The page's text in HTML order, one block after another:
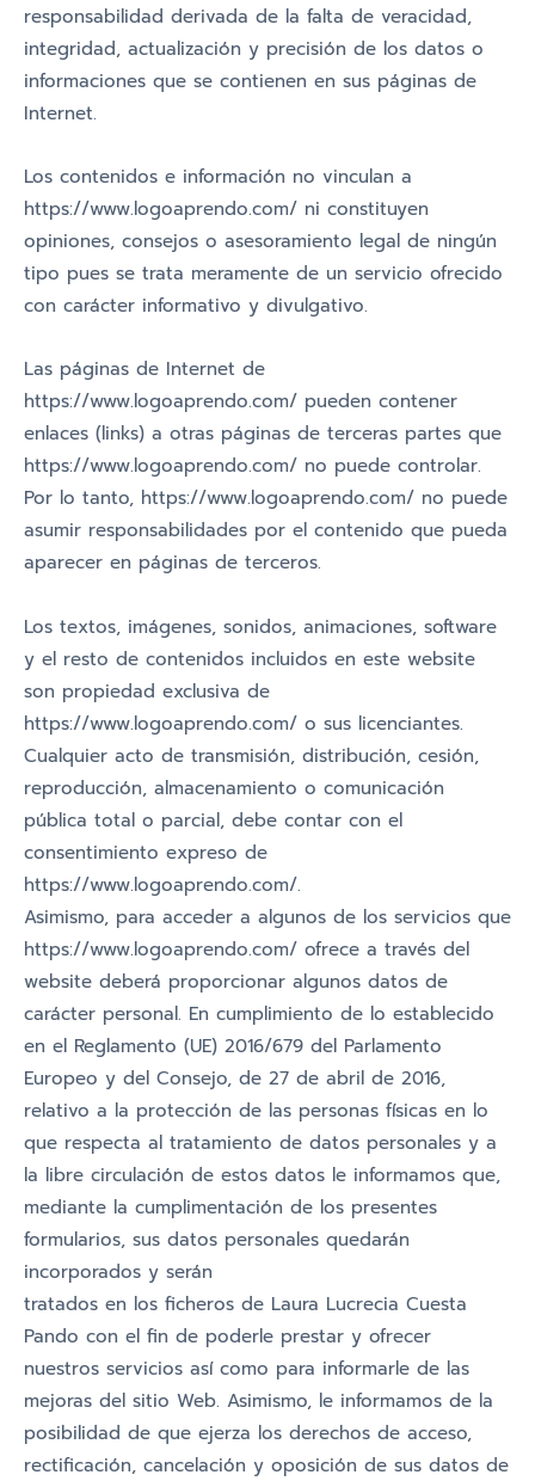
responsabilidad derivada de la falta de veracidad,
integridad, actualización y precisión de los datos o
informaciones que se contienen en sus páginas de
Internet.
Los contenidos e información no vinculan a
https://www.logoaprendo.com/ ni constituyen
opiniones, consejos o asesoramiento legal de ningún
tipo pues se trata meramente de un servicio ofrecido
con carácter informativo y divulgativo.
Las páginas de Internet de
https://www.logoaprendo.com/ pueden contener
enlaces (links) a otras páginas de terceras partes que
https://www.logoaprendo.com/ no puede controlar.
Por lo tanto, https://www.logoaprendo.com/ no puede
asumir responsabilidades por el contenido que pueda
aparecer en páginas de terceros.
Los textos, imágenes, sonidos, animaciones, software
y el resto de contenidos incluidos en este website
son propiedad exclusiva de
https://www.logoaprendo.com/ o sus licenciantes.
Cualquier acto de transmisión, distribución, cesión,
reproducción, almacenamiento o comunicación
pública total o parcial, debe contar con el
consentimiento expreso de
https://www.logoaprendo.com/.
Asimismo, para acceder a algunos de los servicios que
https://www.logoaprendo.com/ ofrece a través del
website deberá proporcionar algunos datos de
carácter personal. En cumplimiento de lo establecido
en el Reglamento (UE) 2016/679 del Parlamento
Europeo y del Consejo, de 27 de abril de 2016,
relativo a la protección de las personas físicas en lo
que respecta al tratamiento de datos personales y a
la libre circulación de estos datos le informamos que,
mediante la cumplimentación de los presentes
formularios, sus datos personales quedarán
incorporados y serán
tratados en los ficheros de Laura Lucrecia Cuesta
Pando con el fin de poderle prestar y ofrecer
nuestros servicios así como para informarle de las
mejoras del sitio Web. Asimismo, le informamos de la
posibilidad de que ejerza los derechos de acceso,
rectificación, cancelación y oposición de sus datos de